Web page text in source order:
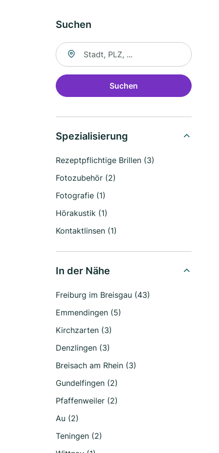
Suchen
Suche nach Ort
Suchen
Spezialisierung
Rezeptpflichtige Brillen (3)
Fotozubehör (2)
Fotografie (1)
Hörakustik (1)
Kontaktlinsen (1)
In der Nähe
Freiburg im Breisgau (43)
Emmendingen (5)
Kirchzarten (3)
Denzlingen (3)
Breisach am Rhein (3)
Gundelfingen (2)
Pfaffenweiler (2)
Au (2)
Teningen (2)